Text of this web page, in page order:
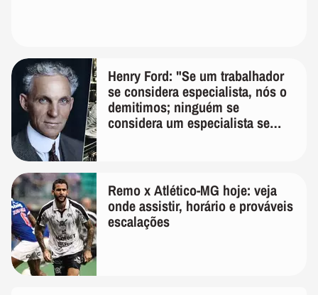
Henry Ford: "Se um trabalhador
se considera especialista, nós o
demitimos; ninguém se
considera um especialista se
Remo x Atlético-MG hoje: veja
onde assistir, horário e prováveis
escalações